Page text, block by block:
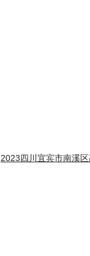
2023四川宜宾市南溪区